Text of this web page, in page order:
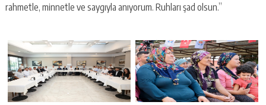
rahmetle, minnetle ve saygıyla anıyorum. Ruhları şad olsun.”